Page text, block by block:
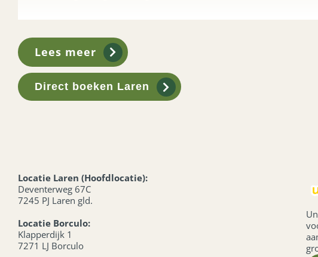
Prijs rokkenvoetbal huren:
Rokkenvoetbal is al te huur vanaf
Meerdere dagen huren? Ook dit kan geregeld worden in goed overleg.
Lees meer
Direct boeken Laren
Locatie Laren (Hoofdlocatie):
Deventerweg 67C
7245 PJ Laren gld.
Locatie Borculo:
Klapperdijk 1
7271 LJ Borculo